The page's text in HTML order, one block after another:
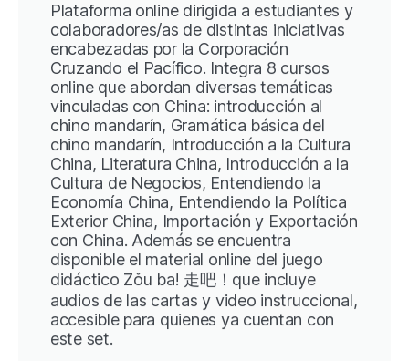
Plataforma online dirigida a estudiantes y
colaboradores/as de distintas iniciativas
encabezadas por la Corporación
Cruzando el Pacífico. Integra 8 cursos
online que abordan diversas temáticas
vinculadas con China: introducción al
chino mandarín, Gramática básica del
chino mandarín, Introducción a la Cultura
China, Literatura China, Introducción a la
Cultura de Negocios, Entendiendo la
Economía China, Entendiendo la Política
Exterior China, Importación y Exportación
con China. Además se encuentra
disponible el material online del juego
didáctico Zǒu ba! 走吧！que incluye
audios de las cartas y video instruccional,
accesible para quienes ya cuentan con
este set.